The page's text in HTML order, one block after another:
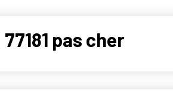
pas cher